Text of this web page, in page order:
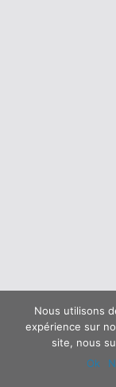
Nous utilisons
expérience sur
site, nous
Ok